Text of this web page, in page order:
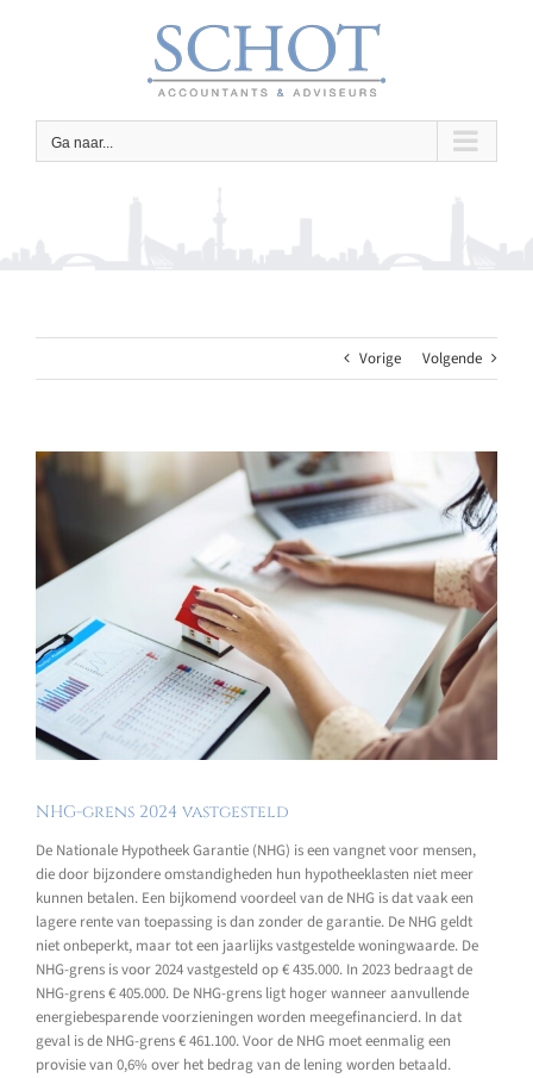
Ga naar...
Vorige Volgende
Bekijk
grotere
NHG-grens 2024 vastgesteld
De Nationale Hypotheek Garantie (NHG) is een vangnet voor mensen,
die door bijzondere omstandigheden hun hypotheeklasten niet meer
kunnen betalen. Een bijkomend voordeel van de NHG is dat vaak een
lagere rente van toepassing is dan zonder de garantie. De NHG geldt
niet onbeperkt, maar tot een jaarlijks vastgestelde woningwaarde. De
NHG-grens is voor 2024 vastgesteld op € 435.000. In 2023 bedraagt de
NHG-grens € 405.000. De NHG-grens ligt hoger wanneer aanvullende
energiebesparende voorzieningen worden meegefinancierd. In dat
geval is de NHG-grens € 461.100. Voor de NHG moet eenmalig een
provisie van 0,6% over het bedrag van de lening worden betaald.